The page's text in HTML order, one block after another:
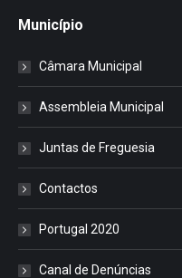
Município
Câmara Municipal
Assembleia Municipal
Juntas de Freguesia
Contactos
Portugal 2020
Canal de Denúncias